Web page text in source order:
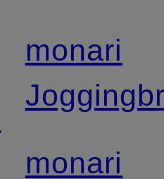
monari
monari